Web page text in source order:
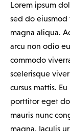
Lorem ipsum
sed do
magna aliqua.
arcu non odio
commodo
scelerisque
cursus mattis.
porttitor eget
mauris nunc
magna. Iaculis